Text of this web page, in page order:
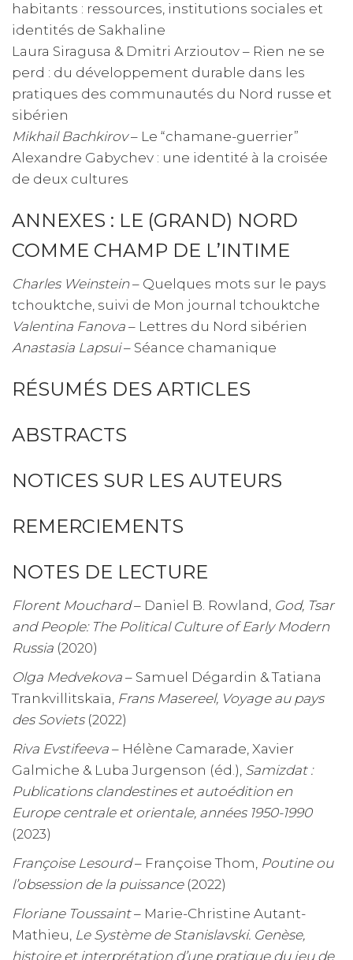
habitants : ressources, institutions sociales et
identités de Sakhaline
Laura Siragusa & Dmitri Arzioutov – Rien ne se
perd : du développement durable dans les
pratiques des communautés du Nord russe et
sibérien
Mikhail Bachkirov– Le “chamane-guerrier”
Alexandre Gabychev : une identité à la croisée
de deux cultures
ANNEXES : LE (GRAND) NORD
COMME CHAMP DE L’INTIME
Charles Weinstein– Quelques mots sur le pays
tchouktche, suivi de Mon journal tchouktche
Valentina Fanova – Lettres du Nord sibérien
Anastasia Lapsui– Séance chamanique
RÉSUMÉS DES ARTICLES
ABSTRACTS
NOTICES SUR LES AUTEURS
REMERCIEMENTS
NOTES DE LECTURE
Florent Mouchard– Daniel B. Rowland, God, Tsar
and People: The Political Culture of Early Modern
Russia (2020)
Olga Medvekova – Samuel Dégardin & Tatiana
Trankvillitskaïa, Frans Masereel, Voyage au pays
des Soviets(2022)
Riva Evstifeeva – Hélène Camarade, Xavier
Galmiche & Luba Jurgenson (éd.), Samizdat :
Publications clandestines et autoédition en
Europe centrale et orientale, années 1950-1990
(2023)
Françoise Lesourd– Françoise Thom, Poutine ou
l’obsession de la puissance(2022)
Floriane Toussaint– Marie-Christine Autant-
Mathieu, Le Système de Stanislavski. Genèse,
histoire et interprétation d’une pratique du jeu de